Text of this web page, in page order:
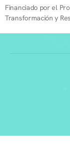
Financiado por el
Transformación y